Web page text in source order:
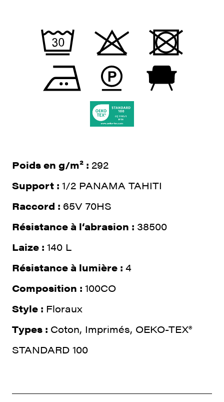
Poids en g/m² : 292
Support : 1/2 PANAMA TAHITI
Raccord : 65V 70HS
Résistance à l‘abrasion : 38500
Laize : 140 L
Résistance à lumière : 4
Composition : 100CO
Style : Floraux
Types : Coton, Imprimés, OEKO-TEX®
STANDARD 100